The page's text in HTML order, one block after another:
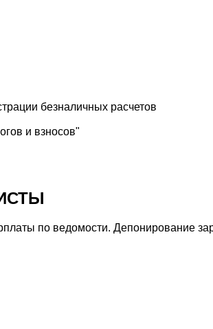
безналичных расчетов
и взносов"
по ведомости. Депонирование